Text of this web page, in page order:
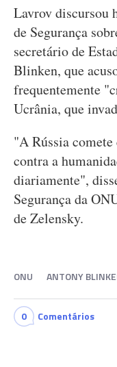
Lavrov discursou
de Segurança
secretário de
Blinken, que
frequentemente
Ucrânia, que
"A Rússia
contra a
diariamente",
Segurança da
de Zelensky.
ONU ANTONY
0 Comentários